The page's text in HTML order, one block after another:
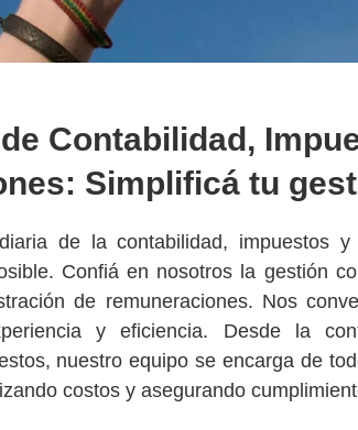
Contabilidad,
Simplificá tu
de la contabilidad, impuestos
Confiá en nosotros la gestión
de remuneraciones. Nos
y eficiencia. Desde la
nuestro equipo se encarga de
costos y asegurando